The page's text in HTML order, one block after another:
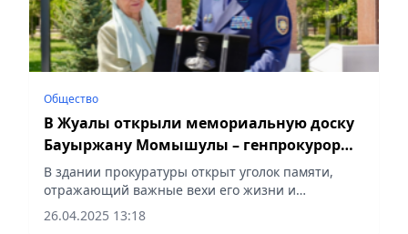
Общество
В Жуалы открыли мемориальную доску
Бауыржану Момышулы – генпрокурор
Берик Асылов
В здании прокуратуры открыт уголок памяти,
отражающий важные вехи его жизни и
фронтовые подвиги, сообщает Vecher.kz.
26.04.2025 13:18